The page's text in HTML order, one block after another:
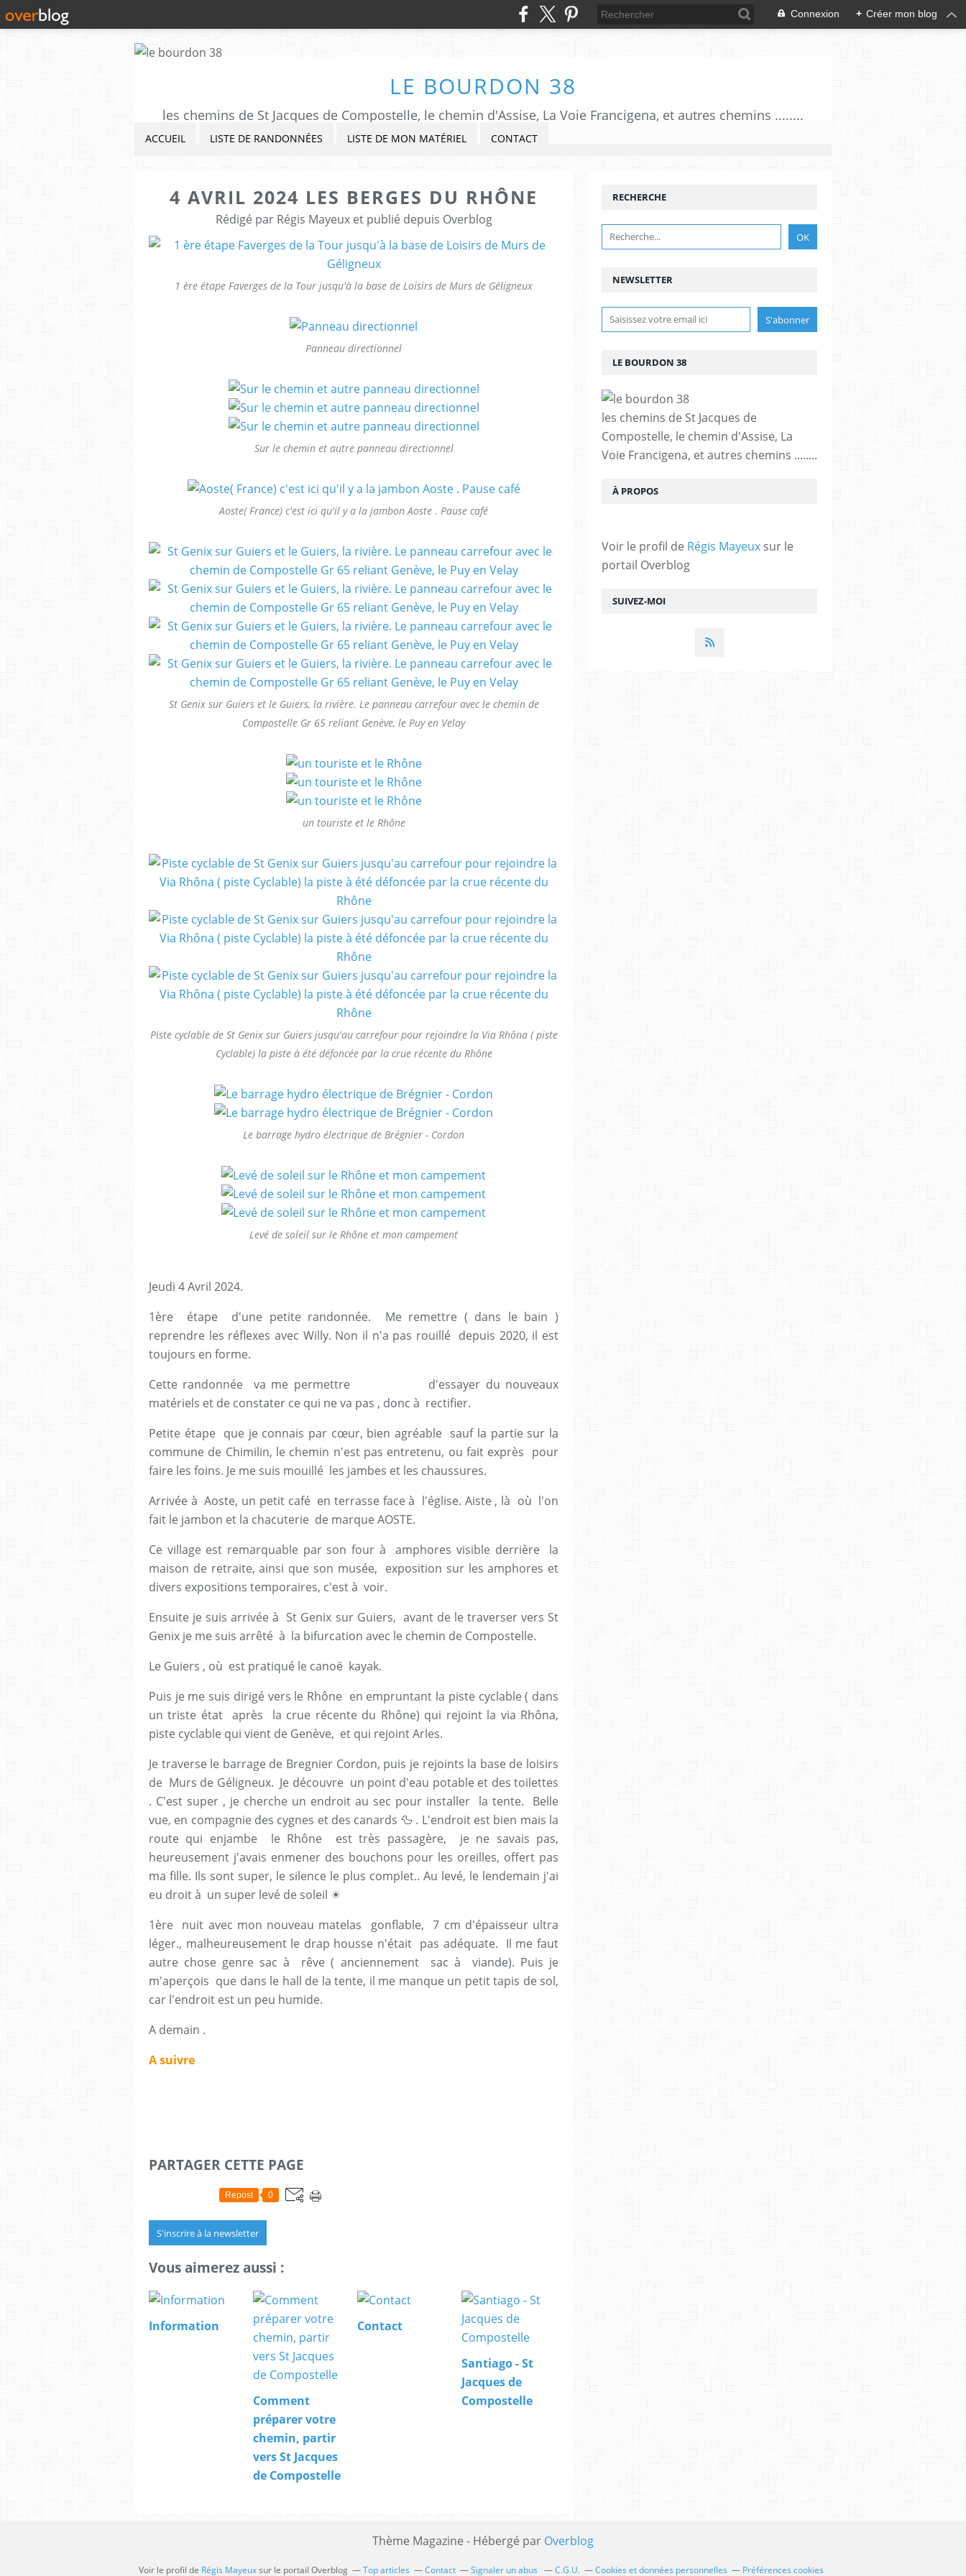
Connexion + Créer mon blog
LE BOURDON 38
les chemins de St Jacques de Compostelle, le chemin d'Assise, La Voie Francigena, et autres chemins ........
ACCUEIL LISTE DE RANDONNÉES LISTE DE MON MATÉRIEL CONTACT
4 AVRIL 2024 LES BERGES DU RHÔNE
Rédigé par Régis Mayeux et publié depuis Overblog
1 ère étape Faverges de la Tour jusqu'à la base de Loisirs de Murs de Géligneux
Panneau directionnel
Sur le chemin et autre panneau directionnel
Aoste( France) c'est ici qu'il y a la jambon Aoste . Pause café
St Genix sur Guiers et le Guiers, la rivière. Le panneau carrefour avec le chemin de
Compostelle Gr 65 reliant Genève, le Puy en Velay
un touriste et le Rhône
Piste cyclable de St Genix sur Guiers jusqu'au carrefour pour rejoindre la Via Rhôna ( piste
Cyclable) la piste à été défoncée par la crue récente du Rhône
Le barrage hydro électrique de Brégnier - Cordon
Levé de soleil sur le Rhône et mon campement
Jeudi 4 Avril 2024.
1ère étape d'une petite randonnée. Me remettre ( dans le bain )
reprendre les réflexes avec Willy. Non il n'a pas rouillé depuis 2020, il est
toujours en forme.
Cette randonnée va me permettre d'essayer du nouveaux
matériels et de constater ce qui ne va pas , donc à rectifier.
Petite étape que je connais par cœur, bien agréable sauf la partie sur la
commune de Chimilin, le chemin n'est pas entretenu, ou fait exprès pour
faire les foins. Je me suis mouillé les jambes et les chaussures.
Arrivée à Aoste, un petit café en terrasse face à l'église. Aiste , là où l'on
fait le jambon et la chacuterie de marque AOSTE.
Ce village est remarquable par son four à amphores visible derrière la
maison de retraite, ainsi que son musée, exposition sur les amphores et
divers expositions temporaires, c'est à voir.
Ensuite je suis arrivée à St Genix sur Guiers, avant de le traverser vers St
Genix je me suis arrêté à la bifurcation avec le chemin de Compostelle.
Le Guiers , où est pratiqué le canoë kayak.
Puis je me suis dirigé vers le Rhône en empruntant la piste cyclable ( dans
un triste état après la crue récente du Rhône) qui rejoint la via Rhôna,
piste cyclable qui vient de Genève, et qui rejoint Arles.
Je traverse le barrage de Bregnier Cordon, puis je rejoints la base de loisirs
de Murs de Géligneux. Je découvre un point d'eau potable et des toilettes
. C'est super , je cherche un endroit au sec pour installer la tente. Belle
vue, en compagnie des cygnes et des canards 🦆 . L'endroit est bien mais la
route qui enjambe le Rhône est très passagère, je ne savais pas,
heureusement j'avais enmener des bouchons pour les oreilles, offert pas
ma fille. Ils sont super, le silence le plus complet.. Au levé, le lendemain j'ai
eu droit à un super levé de soleil ☀
1ère nuit avec mon nouveau matelas gonflable, 7 cm d'épaisseur ultra
léger., malheureusement le drap housse n'était pas adéquate. Il me faut
autre chose genre sac à rêve ( anciennement sac à viande). Puis je
m'aperçois que dans le hall de la tente, il me manque un petit tapis de sol,
car l'endroit est un peu humide.
A demain .
A suivre
PARTAGER CETTE PAGE
Repost 0
S'inscrire à la newsletter
Vous aimerez aussi :
Information
Comment
préparer votre
chemin, partir
vers St Jacques
de Compostelle
Contact
Santiago - St
Jacques de
Compostelle
NEWSLETTER
SUIVEZ-MOI
RECHERCHE
LE BOURDON 38
les chemins de St Jacques de
Compostelle, le chemin d'Assise, La
Voie Francigena, et autres chemins ........
À PROPOS
Voir le profil de Régis Mayeux sur le
portail Overblog
Thème Magazine - Hébergé par Overblog
Voir le profil de Régis Mayeuxsur le portail Overblog Top articles Contact Signaler un abus C.G.U. Cookies et données personnelles Préférences cookies